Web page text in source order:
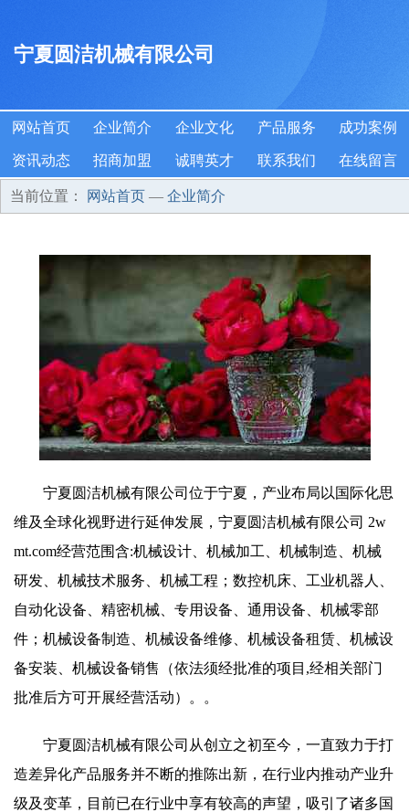
宁夏圆洁机械有限公司
网站首页 企业简介 企业文化 产品服务 成功案例
资讯动态 招商加盟 诚聘英才 联系我们 在线留言
当前位置： 网站首页 — 企业简介
宁夏圆洁机械有限公司位于宁夏，产业布局以国际化思
维及全球化视野进行延伸发展，宁夏圆洁机械有限公司 2w
mt.com经营范围含:机械设计、机械加工、机械制造、机械
研发、机械技术服务、机械工程；数控机床、工业机器人、
自动化设备、精密机械、专用设备、通用设备、机械零部
件；机械设备制造、机械设备维修、机械设备租赁、机械设
备安装、机械设备销售（依法须经批准的项目,经相关部门
批准后方可开展经营活动）。。
宁夏圆洁机械有限公司从创立之初至今，一直致力于打
造差异化产品服务并不断的推陈出新，在行业内推动产业升
级及变革，目前已在行业中享有较高的声望，吸引了诸多国